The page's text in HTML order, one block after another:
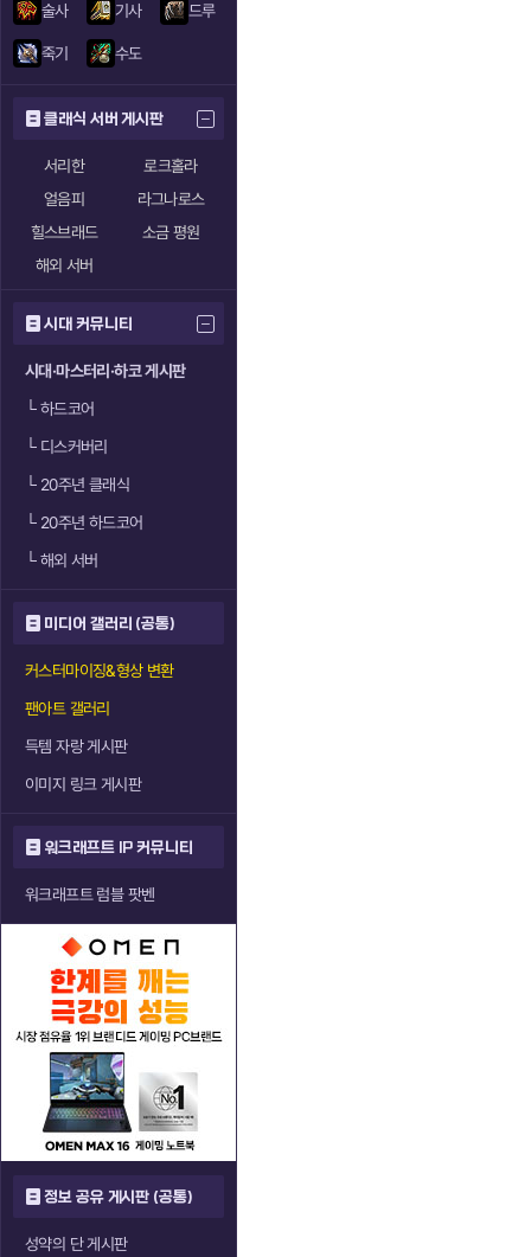
술사 기사 드루
죽기 수도
클래식 서버 게시판
서리한
로크홀라
얼음피
라그나로스
힐스브래드
소금 평원
해외 서버
시대 커뮤니티
시대·마스터리·하코 게시판
└하드코어
└디스커버리
└20주년 클래식
└20주년 하드코어
└해외 서버
미디어 갤러리 (공통)
커스터마이징&형상 변환
팬아트 갤러리
득템 자랑 게시판
이미지 링크 게시판
워크래프트 IP 커뮤니티
워크래프트 럼블 팟벤
정보 공유 게시판 (공통)
성약의 단 게시판